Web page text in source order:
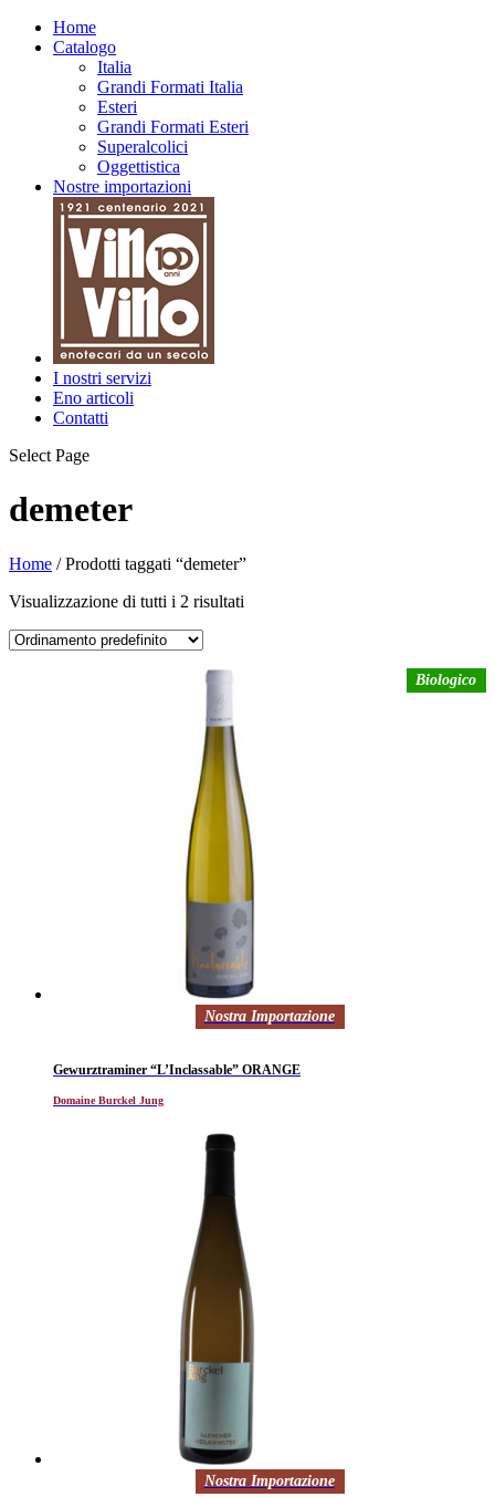
Home
Catalogo
Italia
Grandi Formati Italia
Esteri
Grandi Formati Esteri
Superalcolici
Oggettistica
Nostre importazioni
I nostri servizi
Eno articoli
Contatti
Select Page
demeter
Home / Prodotti taggati “demeter”
Visualizzazione di tutti i 2 risultati
Biologico
Nostra Importazione
Gewurztraminer “L’Inclassable” ORANGE
Domaine Burckel Jung
Nostra Importazione